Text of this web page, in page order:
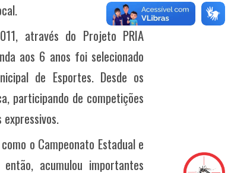
através do Projeto PRIA
aos 6 anos foi selecionado
de Esportes. Desde os
participando de competições
o Campeonato Estadual e
acumulou importantes